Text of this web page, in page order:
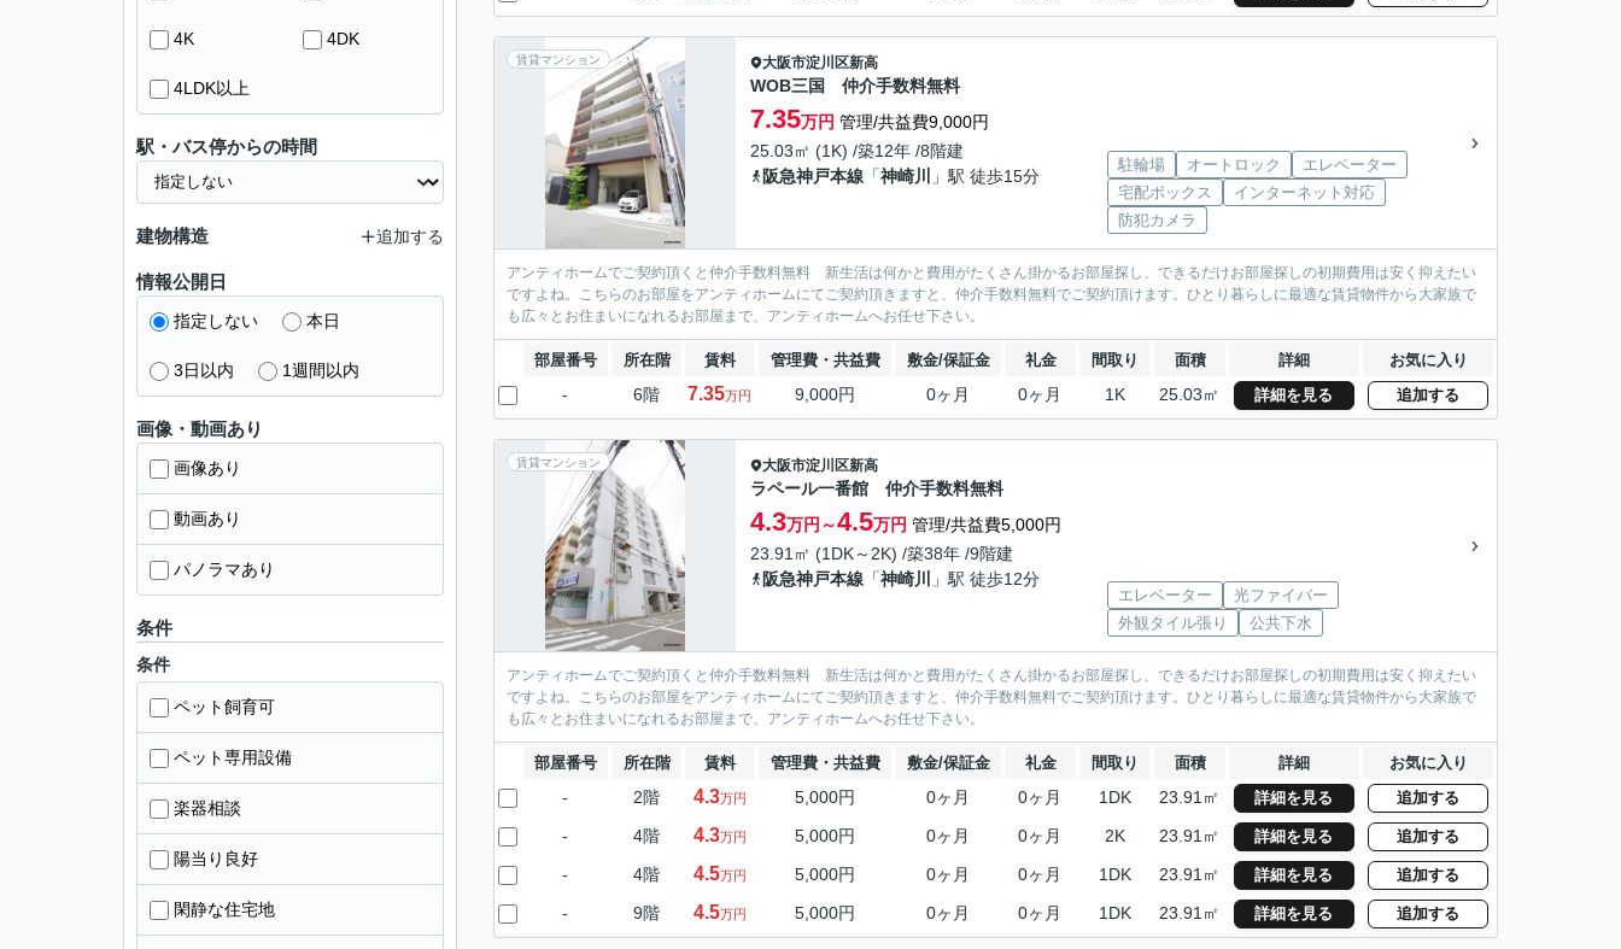
賃貸マンション 大阪市淀川区新高
WOB三国 仲介手数料無料
7.35万円 管理/共益費9,000円
25.03㎡ (1K) /築12年 /8階建
阪急神戸本線 「神崎川 」駅 徒歩15分
駐輪場 オートロック
エレベーター
宅配ボックス
インターネット対応
防犯カメラ
アンティホームでご契約頂くと仲介手数料無料 新生活は何かと費用がたくさん掛かるお部屋探し、できるだけお部屋探しの初期費用は安く抑えたい
ですよね。こちらのお部屋をアンティホームにてご契約頂きますと、仲介手数料無料でご契約頂けます。ひとり暮らしに最適な賃貸物件から大家族で
も広々とお住まいになれるお部屋まで、アンティホームへお任せ下さい。
部屋番号 所在階 賃料 管理費・共益費 敷金/保証金 礼金 間取り 面積 詳細 お気に入り
- 6階 7.35万円 9,000円 0ヶ月 0ヶ月 1K 25.03㎡ 詳細を見る 追加する
賃貸マンション 大阪市淀川区新高
ラペール一番館 仲介手数料無料
4.3万円～4.5万円 管理/共益費5,000円
23.91㎡ (1DK～2K) /築38年 /9階建
阪急神戸本線 「神崎川 」駅 徒歩12分
エレベーター
光ファイバー
外観タイル張り
公共下水
アンティホームでご契約頂くと仲介手数料無料 新生活は何かと費用がたくさん掛かるお部屋探し、できるだけお部屋探しの初期費用は安く抑えたい
ですよね。こちらのお部屋をアンティホームにてご契約頂きますと、仲介手数料無料でご契約頂けます。ひとり暮らしに最適な賃貸物件から大家族で
も広々とお住まいになれるお部屋まで、アンティホームへお任せ下さい。
部屋番号 所在階 賃料 管理費・共益費 敷金/保証金 礼金 間取り 面積 詳細 お気に入り
- 2階 4.3万円 5,000円 0ヶ月 0ヶ月 1DK 23.91㎡ 詳細を見る 追加する
- 4階 4.3万円 5,000円 0ヶ月 0ヶ月 2K 23.91㎡ 詳細を見る 追加する
- 4階 4.5万円 5,000円 0ヶ月 0ヶ月 1DK 23.91㎡ 詳細を見る 追加する
- 9階 4.5万円 5,000円 0ヶ月 0ヶ月 1DK 23.91㎡ 詳細を見る 追加する
4K 4DK
4LDK以上
駅・バス停からの時間
建物構造 追加する
情報公開日
指定しない 本日
3日以内 1週間以内
画像・動画あり
画像あり
動画あり
パノラマあり
条件
条件
ペット飼育可
ペット専用設備
楽器相談
陽当り良好
閑静な住宅地